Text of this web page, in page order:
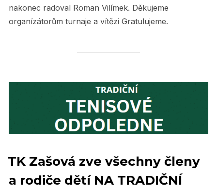
nakonec radoval Roman Vilímek. Děkujeme
organízátorům turnaje a vítězi Gratulujeme.
TK Zašová zve všechny členy
a rodiče dětí NA TRADIČNÍ